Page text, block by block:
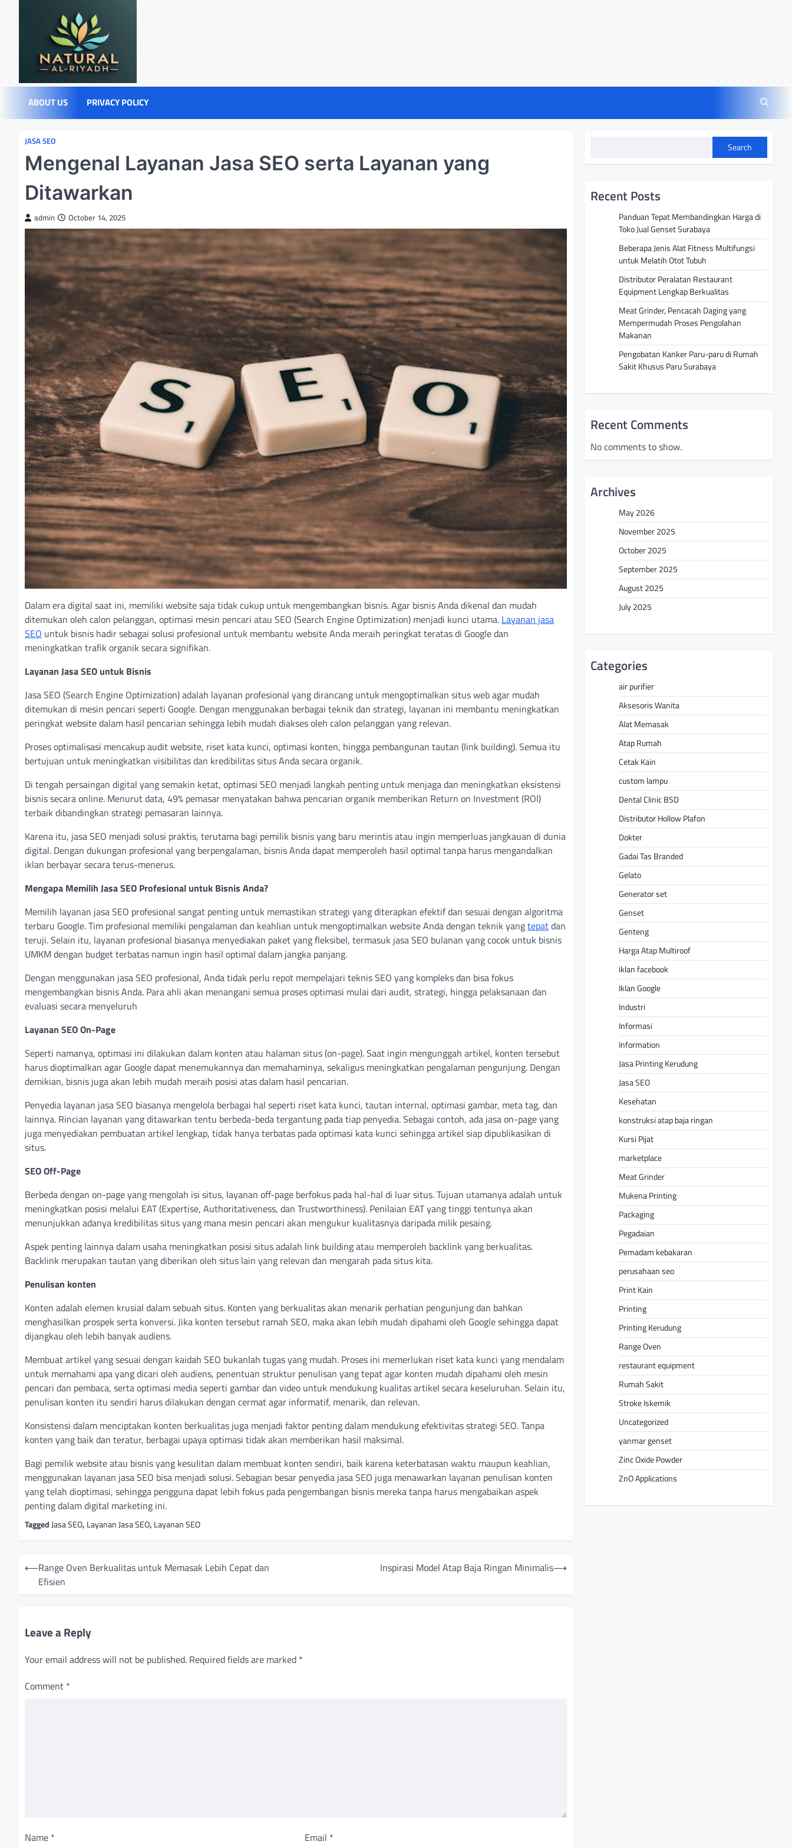
ABOUT US PRIVACY POLICY
JASA SEO
Mengenal Layanan Jasa SEO serta Layanan yang
Ditawarkan
admin October 14, 2025
Dalam era digital saat ini, memiliki website saja tidak cukup untuk mengembangkan bisnis. Agar bisnis Anda dikenal dan mudah
ditemukan oleh calon pelanggan, optimasi mesin pencari atau SEO (Search Engine Optimization) menjadi kunci utama. Layanan jasa
SEO untuk bisnis hadir sebagai solusi profesional untuk membantu website Anda meraih peringkat teratas di Google dan
meningkatkan trafik organik secara signifikan.
Layanan Jasa SEO untuk Bisnis
Jasa SEO (Search Engine Optimization) adalah layanan profesional yang dirancang untuk mengoptimalkan situs web agar mudah
ditemukan di mesin pencari seperti Google. Dengan menggunakan berbagai teknik dan strategi, layanan ini membantu meningkatkan
peringkat website dalam hasil pencarian sehingga lebih mudah diakses oleh calon pelanggan yang relevan.
Proses optimalisasi mencakup audit website, riset kata kunci, optimasi konten, hingga pembangunan tautan (link building). Semua itu
bertujuan untuk meningkatkan visibilitas dan kredibilitas situs Anda secara organik.
Di tengah persaingan digital yang semakin ketat, optimasi SEO menjadi langkah penting untuk menjaga dan meningkatkan eksistensi
bisnis secara online. Menurut data, 49% pemasar menyatakan bahwa pencarian organik memberikan Return on Investment (ROI)
terbaik dibandingkan strategi pemasaran lainnya.
Karena itu, jasa SEO menjadi solusi praktis, terutama bagi pemilik bisnis yang baru merintis atau ingin memperluas jangkauan di dunia
digital. Dengan dukungan profesional yang berpengalaman, bisnis Anda dapat memperoleh hasil optimal tanpa harus mengandalkan
iklan berbayar secara terus-menerus.
Mengapa Memilih Jasa SEO Profesional untuk Bisnis Anda?
Memilih layanan jasa SEO profesional sangat penting untuk memastikan strategi yang diterapkan efektif dan sesuai dengan algoritma
terbaru Google. Tim profesional memiliki pengalaman dan keahlian untuk mengoptimalkan website Anda dengan teknik yangtepatdan
teruji. Selain itu, layanan profesional biasanya menyediakan paket yang fleksibel, termasuk jasa SEO bulanan yang cocok untuk bisnis
UMKM dengan budget terbatas namun ingin hasil optimal dalam jangka panjang.
Dengan menggunakan jasa SEO profesional, Anda tidak perlu repot mempelajari teknis SEO yang kompleks dan bisa fokus
mengembangkan bisnis Anda. Para ahli akan menangani semua proses optimasi mulai dari audit, strategi, hingga pelaksanaan dan
evaluasi secara menyeluruh
Layanan SEO On-Page
Seperti namanya, optimasi ini dilakukan dalam konten atau halaman situs (on-page). Saat ingin mengunggah artikel, konten tersebut
harus dioptimalkan agar Google dapat menemukannya dan memahaminya, sekaligus meningkatkan pengalaman pengunjung. Dengan
demikian, bisnis juga akan lebih mudah meraih posisi atas dalam hasil pencarian.
Penyedia layanan jasa SEO biasanya mengelola berbagai hal seperti riset kata kunci, tautan internal, optimasi gambar, meta tag, dan
lainnya. Rincian layanan yang ditawarkan tentu berbeda-beda tergantung pada tiap penyedia. Sebagai contoh, ada jasa on-page yang
juga menyediakan pembuatan artikel lengkap, tidak hanya terbatas pada optimasi kata kunci sehingga artikel siap dipublikasikan di
situs.
SEO Off-Page
Berbeda dengan on-page yang mengolah isi situs, layanan off-page berfokus pada hal-hal di luar situs. Tujuan utamanya adalah untuk
meningkatkan posisi melalui EAT (Expertise, Authoritativeness, dan Trustworthiness). Penilaian EAT yang tinggi tentunya akan
menunjukkan adanya kredibilitas situs yang mana mesin pencari akan mengukur kualitasnya daripada milik pesaing.
Aspek penting lainnya dalam usaha meningkatkan posisi situs adalah link building atau memperoleh backlink yang berkualitas.
Backlink merupakan tautan yang diberikan oleh situs lain yang relevan dan mengarah pada situs kita.
Penulisan konten
Konten adalah elemen krusial dalam sebuah situs. Konten yang berkualitas akan menarik perhatian pengunjung dan bahkan
menghasilkan prospek serta konversi. Jika konten tersebut ramah SEO, maka akan lebih mudah dipahami oleh Google sehingga dapat
dijangkau oleh lebih banyak audiens.
Membuat artikel yang sesuai dengan kaidah SEO bukanlah tugas yang mudah. Proses ini memerlukan riset kata kunci yang mendalam
untuk memahami apa yang dicari oleh audiens, penentuan struktur penulisan yang tepat agar konten mudah dipahami oleh mesin
pencari dan pembaca, serta optimasi media seperti gambar dan video untuk mendukung kualitas artikel secara keseluruhan. Selain itu,
penulisan konten itu sendiri harus dilakukan dengan cermat agar informatif, menarik, dan relevan.
Konsistensi dalam menciptakan konten berkualitas juga menjadi faktor penting dalam mendukung efektivitas strategi SEO. Tanpa
konten yang baik dan teratur, berbagai upaya optimasi tidak akan memberikan hasil maksimal.
Bagi pemilik website atau bisnis yang kesulitan dalam membuat konten sendiri, baik karena keterbatasan waktu maupun keahlian,
menggunakan layanan jasa SEO bisa menjadi solusi. Sebagian besar penyedia jasa SEO juga menawarkan layanan penulisan konten
yang telah dioptimasi, sehingga pengguna dapat lebih fokus pada pengembangan bisnis mereka tanpa harus mengabaikan aspek
penting dalam digital marketing ini.
TaggedJasa SEO, Layanan Jasa SEO, Layanan SEO
s
⟵Range Oven Berkualitas untuk Memasak Lebih Cepat dan
Efisien
Inspirasi Model Atap Baja Ringan Minimalis⟶
Leave a Reply
Your email address will not be published. Required fields are marked *
Comment *
Name * Email *
Search
Recent Posts
Panduan Tepat Membandingkan Harga di
Toko Jual Genset Surabaya
Beberapa Jenis Alat Fitness Multifungsi
untuk Melatih Otot Tubuh
Distributor Peralatan Restaurant
Equipment Lengkap Berkualitas
Meat Grinder, Pencacah Daging yang
Mempermudah Proses Pengolahan
Makanan
Pengobatan Kanker Paru-paru di Rumah
Sakit Khusus Paru Surabaya
Recent Comments
No comments to show.
Archives
May 2026
November 2025
October 2025
September 2025
August 2025
July 2025
Categories
air purifier
Aksesoris Wanita
Alat Memasak
Atap Rumah
Cetak Kain
custom lampu
Dental Clinic BSD
Distributor Hollow Plafon
Dokter
Gadai Tas Branded
Gelato
Generator set
Genset
Genteng
Harga Atap Multiroof
iklan facebook
Iklan Google
Industri
Informasi
Information
Jasa Printing Kerudung
Jasa SEO
Kesehatan
konstruksi atap baja ringan
Kursi Pijat
marketplace
Meat Grinder
Mukena Printing
Packaging
Pegadaian
Pemadam kebakaran
perusahaan seo
Print Kain
Printing
Printing Kerudung
Range Oven
restaurant equipment
Rumah Sakit
Stroke Iskemik
Uncategorized
yanmar genset
Zinc Oxide Powder
ZnO Applications